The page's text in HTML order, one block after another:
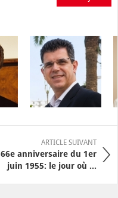
ARTICLE SUIVANT
66e anniversaire du 1er
juin 1955: le jour où ...